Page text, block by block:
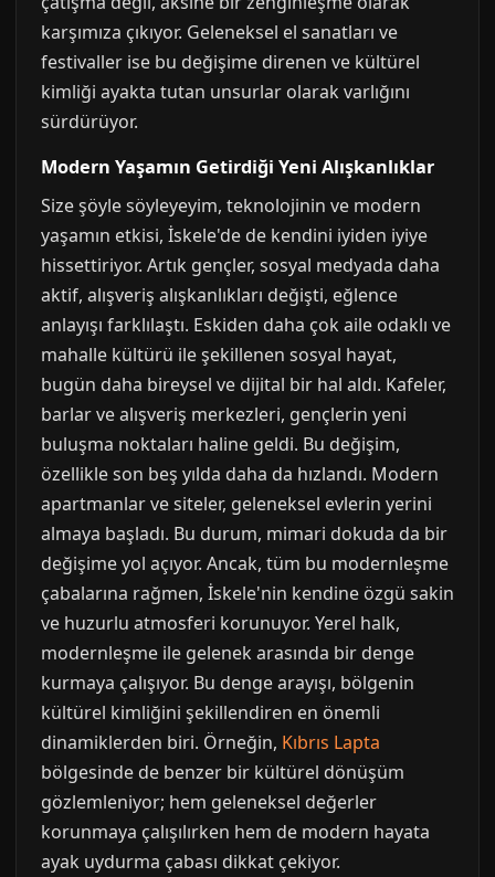
karşımıza çıkıyor. Geleneksel el sanatları ve
festivaller ise bu değişime direnen ve kültürel
kimliği ayakta tutan unsurlar olarak varlığını
sürdürüyor.
Modern Yaşamın Getirdiği Yeni Alışkanlıklar
Size şöyle söyleyeyim, teknolojinin ve modern
yaşamın etkisi, İskele'de de kendini iyiden iyiye
hissettiriyor. Artık gençler, sosyal medyada daha
aktif, alışveriş alışkanlıkları değişti, eğlence
anlayışı farklılaştı. Eskiden daha çok aile odaklı ve
mahalle kültürü ile şekillenen sosyal hayat,
bugün daha bireysel ve dijital bir hal aldı. Kafeler,
barlar ve alışveriş merkezleri, gençlerin yeni
buluşma noktaları haline geldi. Bu değişim,
özellikle son beş yılda daha da hızlandı. Modern
apartmanlar ve siteler, geleneksel evlerin yerini
almaya başladı. Bu durum, mimari dokuda da bir
değişime yol açıyor. Ancak, tüm bu modernleşme
çabalarına rağmen, İskele'nin kendine özgü sakin
ve huzurlu atmosferi korunuyor. Yerel halk,
modernleşme ile gelenek arasında bir denge
kurmaya çalışıyor. Bu denge arayışı, bölgenin
kültürel kimliğini şekillendiren en önemli
dinamiklerden biri. Örneğin, Kıbrıs Lapta
bölgesinde de benzer bir kültürel dönüşüm
gözlemleniyor; hem geleneksel değerler
korunmaya çalışılırken hem de modern hayata
ayak uydurma çabası dikkat çekiyor.